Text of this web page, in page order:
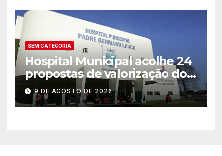
SEM CATEGORIA
Hospital Municipal acolhe 24
propostas de valorização dos
trabalhadores e institui mesa
permanente de negociação
9 DE AGOSTO DE 2026